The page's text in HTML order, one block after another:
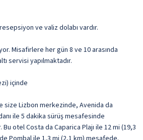
ve valiz dolabı vardır.
Misafirlere her gün 8 ve 10 arasında
servisi yapılmaktadır.
içinde
size Lizbon merkezinde, Avenida da
ile 5 dakika sürüş mesafesinde
otel Costa da Caparica Plajı ile 12 mi (19,3